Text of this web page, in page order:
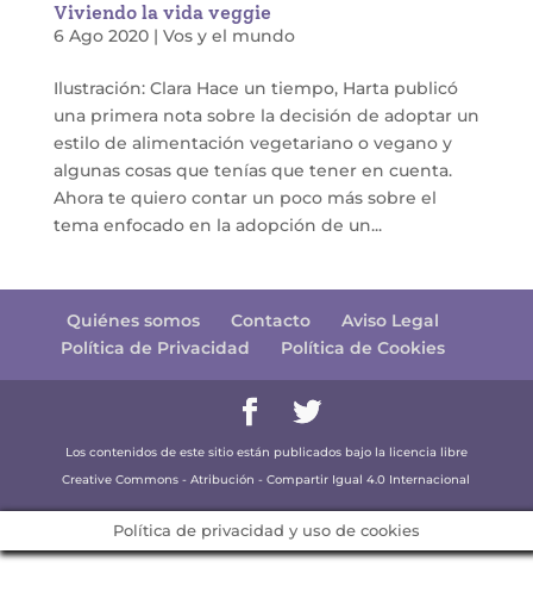
Viviendo la vida veggie
6 Ago 2020| Vos y el mundo
Ilustración: Clara Hace un tiempo, Harta publicó
una primera nota sobre la decisión de adoptar un
estilo de alimentación vegetariano o vegano y
algunas cosas que tenías que tener en cuenta.
Ahora te quiero contar un poco más sobre el
tema enfocado en la adopción de un...
Quiénes somos Contacto
Aviso Legal
Política de Privacidad
Política de Cookies
Los contenidos de este sitio están publicados bajo la licencia libre
Creative Commons - Atribución - Compartir Igual 4.0 Internacional
Política de privacidad y uso de cookies